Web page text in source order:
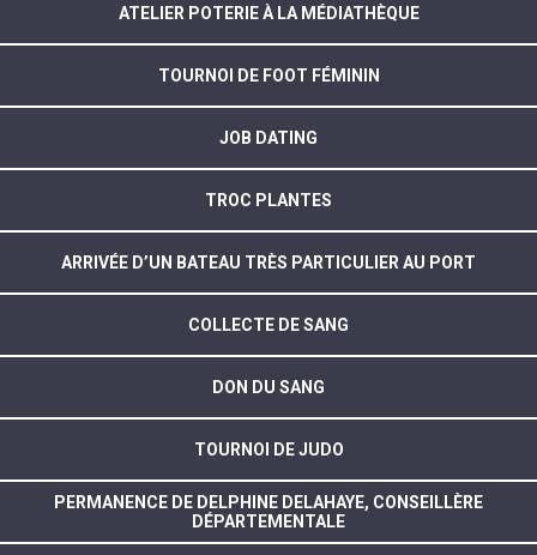
ATELIER POTERIE À LA MÉDIATHÈQUE
TOURNOI DE FOOT FÉMININ
JOB DATING
TROC PLANTES
ARRIVÉE D’UN BATEAU TRÈS PARTICULIER AU PORT
COLLECTE DE SANG
DON DU SANG
TOURNOI DE JUDO
PERMANENCE DE DELPHINE DELAHAYE, CONSEILLÈRE
DÉPARTEMENTALE